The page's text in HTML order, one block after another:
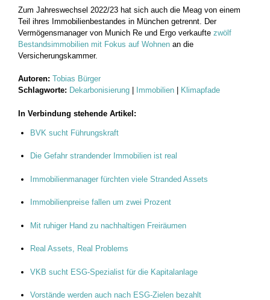
Zum Jahreswechsel 2022/23 hat sich auch die Meag von einem
Teil ihres Immobilienbestandes in München getrennt. Der
Vermögensmanager von Munich Re und Ergo verkaufte zwölf
Bestandsimmobilien mit Fokus auf Wohnen an die
Versicherungskammer.
Autoren: Tobias Bürger
Schlagworte: Dekarbonisierung Immobilien Klimapfade
In Verbindung stehende Artikel:
BVK sucht Führungskraft
Die Gefahr strandender Immobilien ist real
Immobilienmanager fürchten viele Stranded Assets
Immobilienpreise fallen um zwei Prozent
Mit ruhiger Hand zu nachhaltigen Freiräumen
Real Assets, Real Problems
VKB sucht ESG-Spezialist für die Kapitalanlage
Vorstände werden auch nach ESG-Zielen bezahlt